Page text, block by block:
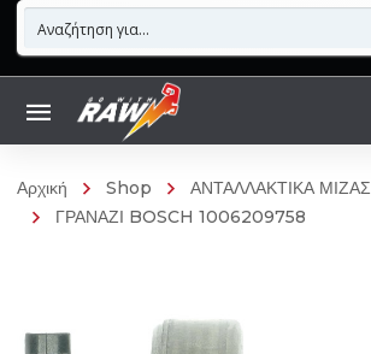
Αρχική Shop ΑΝΤΑΛΛΑΚΤΙΚΑ ΜΙΖΑΣ
ΓΡΑΝΑΖΙ BOSCH 1006209758